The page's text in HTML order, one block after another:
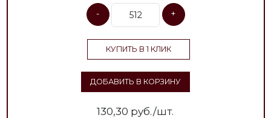
- +
КУПИТЬ В 1 КЛИК
ДОБАВИТЬ В КОРЗИНУ
130,30 руб./шт.